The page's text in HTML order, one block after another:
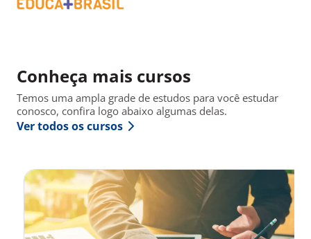
Conheça mais cursos
Temos uma ampla grade de estudos para você estudar
conosco, confira logo abaixo algumas delas.
Ver todos os cursos